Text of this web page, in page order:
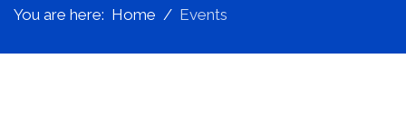
You are here: Home Events